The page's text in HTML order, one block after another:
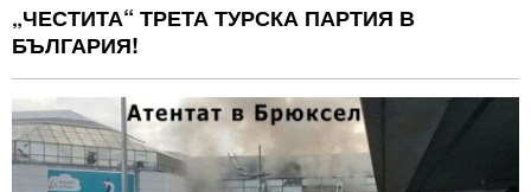
„ЧЕСТИТА“ ТРЕТА ТУРСКА ПАРТИЯ В
БЪЛГАРИЯ!